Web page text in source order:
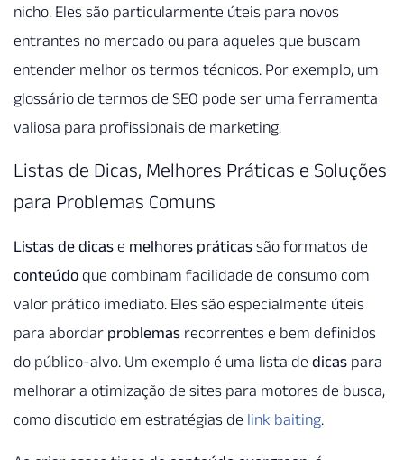
nicho. Eles são particularmente úteis para novos
entrantes no mercado ou para aqueles que buscam
entender melhor os termos técnicos. Por exemplo, um
glossário de termos de SEO pode ser uma ferramenta
valiosa para profissionais de marketing.
Listas de Dicas, Melhores Práticas e Soluções
para Problemas Comuns
Listas de dicas e melhores práticas são formatos de
conteúdo que combinam facilidade de consumo com
valor prático imediato. Eles são especialmente úteis
para abordar problemas recorrentes e bem definidos
do público-alvo. Um exemplo é uma lista de dicas para
melhorar a otimização de sites para motores de busca,
como discutido em estratégias de link baiting.